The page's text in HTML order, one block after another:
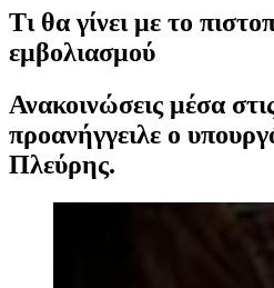
Τι θα γίνει με το
εμβολιασμού
Ανακοινώσεις μέσα
προανήγγειλε ο
Πλεύρης.